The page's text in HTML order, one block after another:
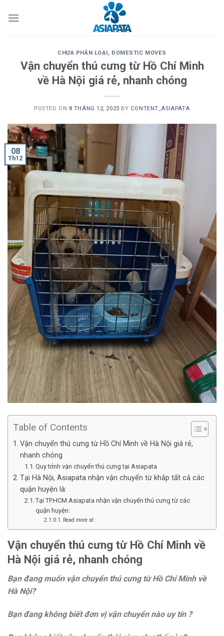
CHƯA PHÂN LOẠI, DOMESTIC MOVES
Vận chuyển thú cưng từ Hồ Chí Minh
về Hà Nội giá rẻ, nhanh chóng
POSTED ON 8 THÁNG 12, 2023 BY CONTENT_ASIAPATA
08
Th12
Table of Contents
Vận chuyển thú cưng từ Hồ Chí Minh về Hà Nội giá rẻ,
nhanh chóng
Quy trình vận chuyển thú cưng tại Asiapata
Tại Hà Nội, Asiapata nhận vận chuyển từ khắp tất cả các
quận huyện là:
Tại TP.HCM Asiapata nhận vận chuyển thú cưng từ các
quận huyện:
Read more at :
Vận chuyển thú cưng từ Hồ Chí Minh về
Hà Nội giá rẻ, nhanh chóng
Bạn đang muốn vận chuyển thú cưng từ Hồ Chí Minh về
Hà Nội?
Bạn đang không biết đơn vị vận chuyển nào uy tín ?